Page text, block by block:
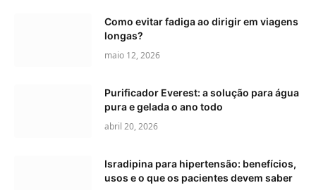
Como evitar fadiga ao dirigir em viagens
longas?
maio 12, 2026
Purificador Everest: a solução para água
pura e gelada o ano todo
abril 20, 2026
Isradipina para hipertensão: benefícios,
usos e o que os pacientes devem saber